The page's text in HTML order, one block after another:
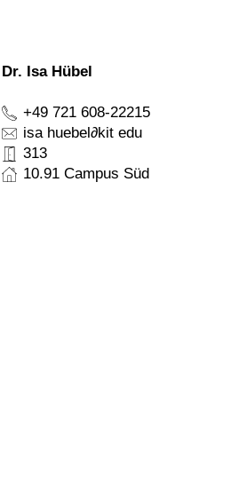
Dr. Isa Hübel
+49 721 608-22215
isa huebel ∂kit edu
313
10.91 Campus Süd